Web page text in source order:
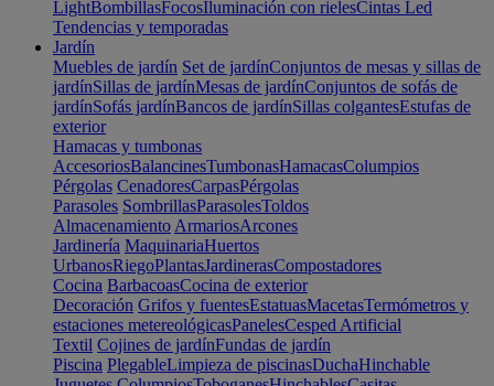
LightBombillasFocosIluminación con rielesCintas Led
Tendencias y temporadas
Jardín
Muebles de jardín Set de jardínConjuntos de mesas y sillas de
jardínSillas de jardínMesas de jardínConjuntos de sofás de
jardínSofás jardínBancos de jardínSillas colgantesEstufas de
exterior
Hamacas y tumbonas
AccesoriosBalancinesTumbonasHamacasColumpios
Pérgolas CenadoresCarpasPérgolas
Parasoles SombrillasParasolesToldos
Almacenamiento ArmariosArcones
Jardinería MaquinariaHuertos
UrbanosRiegoPlantasJardinerasCompostadores
Cocina BarbacoasCocina de exterior
Decoración Grifos y fuentesEstatuasMacetasTermómetros y
estaciones metereológicasPanelesCesped Artificial
Textil Cojines de jardínFundas de jardín
Piscina PlegableLimpieza de piscinasDuchaHinchable